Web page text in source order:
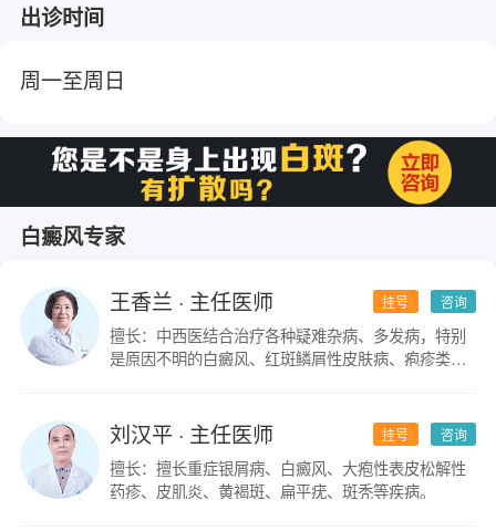
出诊时间
周一至周日
白癜风专家
咨询
挂号
王香兰 · 主任医师
擅长：中西医结合治疗各种疑难杂病、多发病，特别
是原因不明的白癜风、红斑鳞屑性皮肤病、疱疹类皮
咨询
挂号
刘汉平· 主任医师
擅长：擅长重症银屑病、白癜风、大疱性表皮松解性
药疹、皮肌炎、黄褐斑、扁平疣、斑秃等疾病。